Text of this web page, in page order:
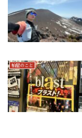
柏屋のこと